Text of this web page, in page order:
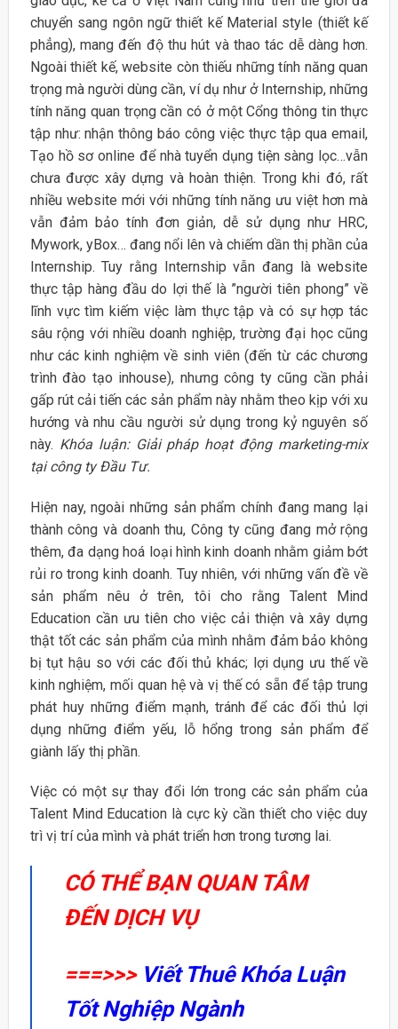
chuyển sang ngôn ngữ thiết kế Material style (thiết kế
phẳng), mang đến độ thu hút và thao tác dễ dàng hơn.
Ngoài thiết kế, website còn thiếu những tính năng quan
trọng mà người dùng cần, ví dụ như ở Internship, những
tính năng quan trọng cần có ở một Cổng thông tin thực
tập như: nhận thông báo công việc thực tập qua email,
Tạo hồ sơ online để nhà tuyển dụng tiện sàng lọc…vẫn
chưa được xây dựng và hoàn thiện. Trong khi đó, rất
nhiều website mới với những tính năng ưu việt hơn mà
vẫn đảm bảo tính đơn giản, dễ sử dụng như HRC,
Mywork, yBox… đang nổi lên và chiếm dần thị phần của
Internship. Tuy rằng Internship vẫn đang là website
thực tập hàng đầu do lợi thế là ”người tiên phong” về
lĩnh vực tìm kiếm việc làm thực tập và có sự hợp tác
sâu rộng với nhiều doanh nghiệp, trường đại học cũng
như các kinh nghiệm về sinh viên (đến từ các chương
trình đào tạo inhouse), nhưng công ty cũng cần phải
gấp rút cải tiến các sản phẩm này nhằm theo kịp với xu
hướng và nhu cầu người sử dụng trong kỷ nguyên số
này. Khóa luận: Giải pháp hoạt động marketing-mix
tại công ty Đầu Tư.
Hiện nay, ngoài những sản phẩm chính đang mang lại
thành công và doanh thu, Công ty cũng đang mở rộng
thêm, đa dạng hoá loại hình kinh doanh nhằm giảm bớt
rủi ro trong kinh doanh. Tuy nhiên, với những vấn đề về
sản phẩm nêu ở trên, tôi cho rằng Talent Mind
Education cần ưu tiên cho việc cải thiện và xây dựng
thật tốt các sản phẩm của mình nhằm đảm bảo không
bị tụt hậu so với các đối thủ khác; lợi dụng ưu thế về
kinh nghiệm, mối quan hệ và vị thế có sẵn để tập trung
phát huy những điểm mạnh, tránh để các đối thủ lợi
dụng những điểm yếu, lỗ hổng trong sản phẩm để
giành lấy thị phần.
Việc có một sự thay đổi lớn trong các sản phẩm của
Talent Mind Education là cực kỳ cần thiết cho việc duy
trì vị trí của mình và phát triển hơn trong tương lai.
CÓ THỂ BẠN QUAN TÂM
ĐẾN DỊCH VỤ
===>>> Viết Thuê Khóa Luận
Tốt Nghiệp Ngành